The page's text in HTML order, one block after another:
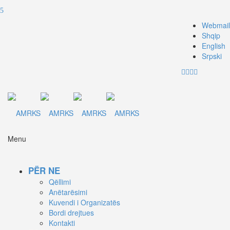
Webmail
Shqip
English
Srpski
Menu
PËR NE
Qëllimi
Anëtarësimi
Kuvendi i Organizatës
Bordi drejtues
Kontakti